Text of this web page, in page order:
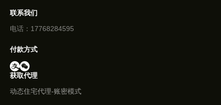
联系我们
电话：17768284595
付款方式
获取代理
动态住宅代理-账密模式